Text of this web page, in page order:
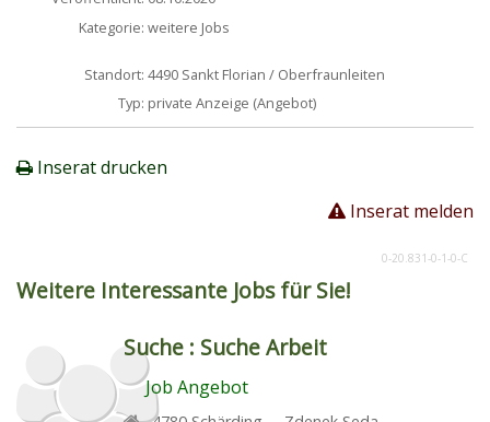
Kategorie: weitere Jobs
Standort: 4490 Sankt Florian / Oberfraunleiten
Typ: private Anzeige (Angebot)
Inserat drucken
Inserat melden
0-20.831-0-1-0-C
Weitere Interessante Jobs für Sie!
Suche : Suche Arbeit
Job Angebot